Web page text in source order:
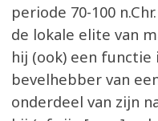
periode 70-100
de lokale elite van
hij (ook) een functie
bevelhebber van
onderdeel van zijn